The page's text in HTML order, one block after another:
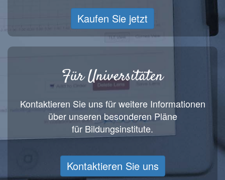
Kaufen Sie jetzt
Für Universitäten
Kontaktieren Sie uns für weitere Informationen
über unseren besonderen Pläne
für Bildungsinstitute.
Kontaktieren Sie uns